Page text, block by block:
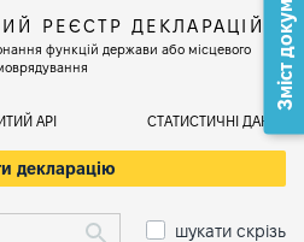
РЕЄСТР ДЕКЛАРАЦІЙ
функцій держави або місцевого
АРІ СТАТИСТИЧНІ ДАНІ
декларацію
шукати скрізь
Зміст документа